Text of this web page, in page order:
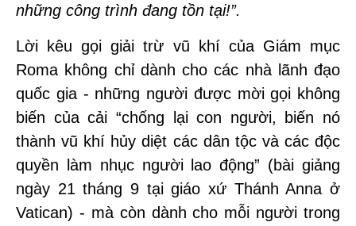
những công trình đang tồn tại!”.
Lời kêu gọi giải trừ vũ khí của Giám mục
Roma không chỉ dành cho các nhà lãnh đạo
quốc gia - những người được mời gọi không
biến của cải “chống lại con người, biến nó
thành vũ khí hủy diệt các dân tộc và các độc
quyền làm nhục người lao động” (bài giảng
ngày 21 tháng 9 tại giáo xứ Thánh Anna ở
Vatican) - mà còn dành cho mỗi người trong